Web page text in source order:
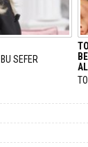
SEFER